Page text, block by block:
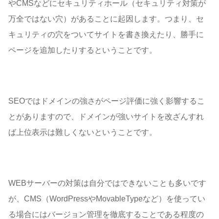
やCMSなどにセキュリティホール（セキュリティ対策が
万全ではない穴）があることに起因します。つまり、セ
キュリティの穴をついてサイトを書き換えたり、勝手に
ページを追加したりするということです。
SEOではドメインの強さがページ評価に強く影響するこ
とがありますので、ドメインが強いサイトを改ざんすれ
ば上位表示は難しくないということです。
WEBサーバーの対策は自分ではできないことも多いです
が、CMS（WordPressやMovableTypeなど）を使ってい
る場合にはバージョン管理を徹底することである程度の